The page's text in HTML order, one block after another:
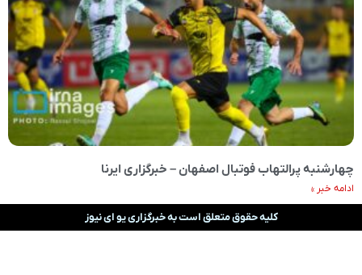
چهارشنبه‌ پرالتهاب فوتبال اصفهان – خبرگزاری ایرنا
ادامه خبر »
کلیه حقوق متعلق است به خبرگزاری یو ای نیوز